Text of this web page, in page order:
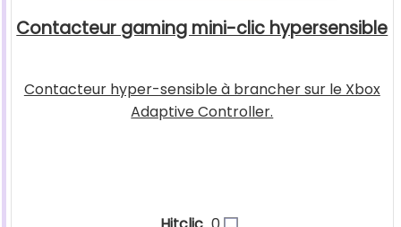
Contacteur gaming mini-clic hypersensible
Contacteur hyper-sensible à brancher sur le Xbox
Adaptive Controller.